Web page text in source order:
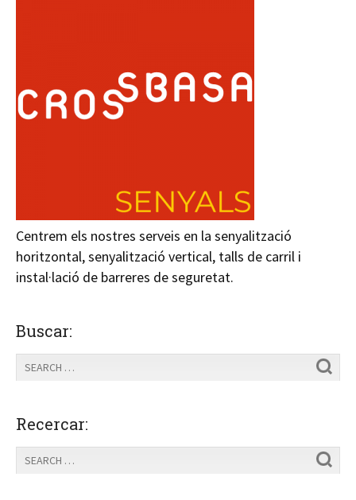
Centrem els nostres serveis en la senyalització
horitzontal, senyalització vertical, talls de carril i
instal·lació de barreres de seguretat.
Buscar:
Recercar: